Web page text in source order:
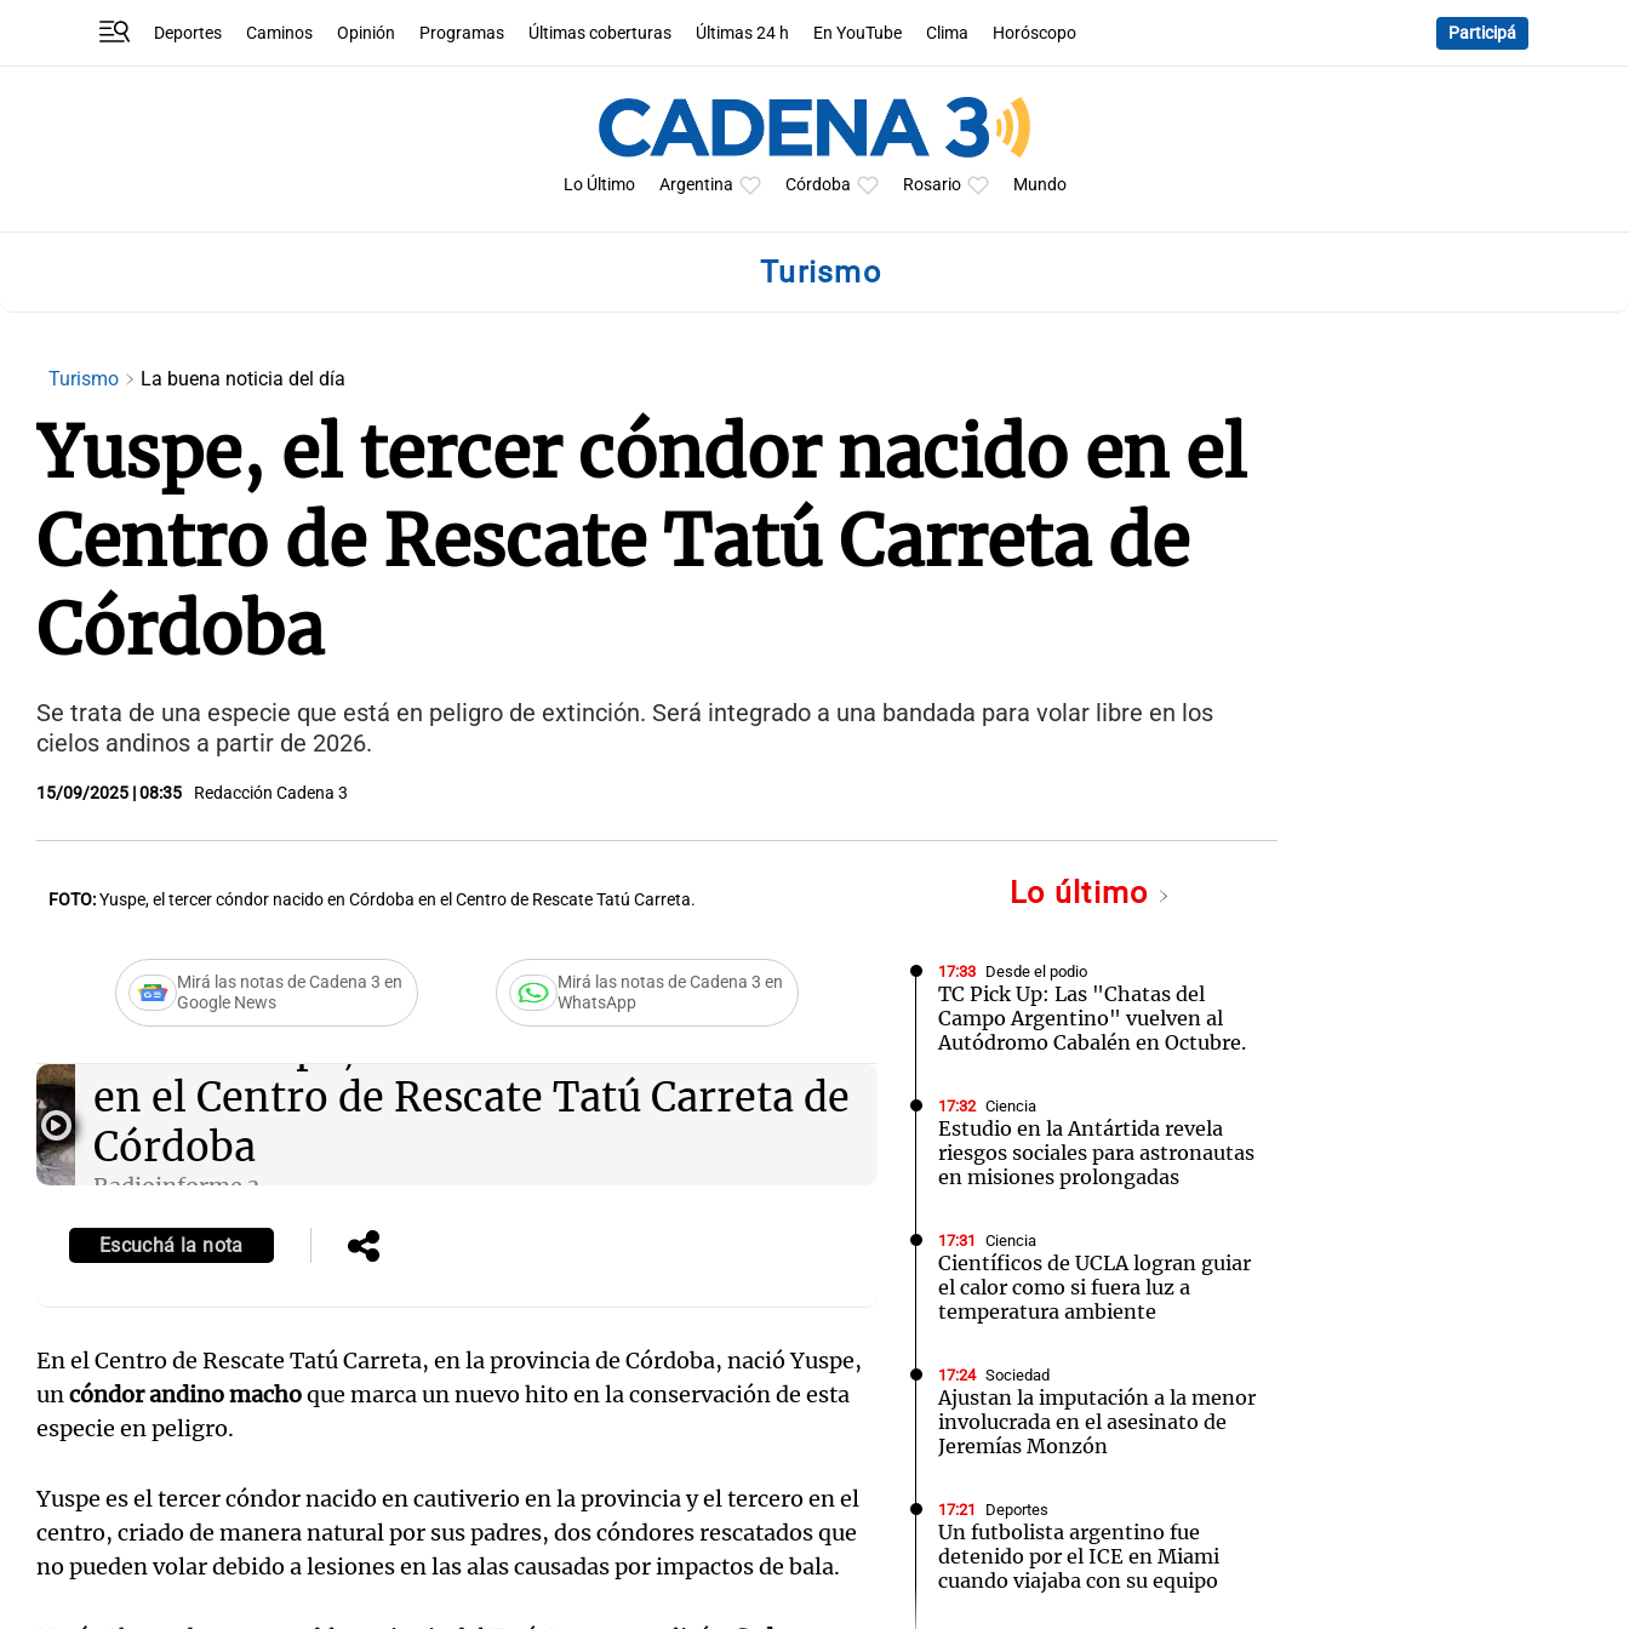
Deportes Caminos Opinión Programas Últimas coberturas Últimas 24 h En YouTube Clima Horóscopo Participá
Lo Último Argentina Córdoba Rosario Mundo
Turismo
Turismo La buena noticia del día
Yuspe, el tercer cóndor nacido en el
Centro de Rescate Tatú Carreta de
Córdoba
Se trata de una especie que está en peligro de extinción. Será integrado a una bandada para volar libre en los
cielos andinos a partir de 2026.
15/09/2025 | 08:35 Redacción Cadena 3
FOTO:Yuspe, el tercer cóndor nacido en Córdoba en el Centro de Rescate Tatú Carreta.
Mirá las notas de Cadena 3 en
Google News
Mirá las notas de Cadena 3 en
WhatsApp
en el Centro de Rescate Tatú Carreta de
Córdoba
Radioinforme 3
Escuchá la nota
En el Centro de Rescate Tatú Carreta, en la provincia de Córdoba, nació Yuspe,
uncóndor andino machoque marca un nuevo hito en la conservación de esta
especie en peligro.
Yuspe es el tercer cóndor nacido en cautiverio en la provincia y el tercero en el
centro, criado de manera natural por sus padres, dos cóndores rescatados que
no pueden volar debido a lesiones en las alas causadas por impactos de bala.
Lo último
17:33 Desde el podio
TC Pick Up: Las "Chatas del
Campo Argentino" vuelven al
Autódromo Cabalén en Octubre.
17:32 Ciencia
Estudio en la Antártida revela
riesgos sociales para astronautas
en misiones prolongadas
17:31 Ciencia
Científicos de UCLA logran guiar
el calor como si fuera luz a
temperatura ambiente
17:24 Sociedad
Ajustan la imputación a la menor
involucrada en el asesinato de
Jeremías Monzón
17:21 Deportes
Un futbolista argentino fue
detenido por el ICE en Miami
cuando viajaba con su equipo
Cadena 3 en Groenlandia